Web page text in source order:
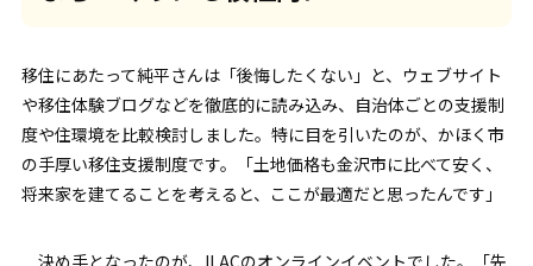
移住にあたって純平さんは「後悔したくない」と、ウェブサイト
や移住体験ブログなどを徹底的に読み込み、自治体ごとの支援制
度や住環境を比較検討しました。特に目を引いたのが、かほく市
の手厚い移住支援制度です。「土地価格も金沢市に比べて安く、
将来家を建てることを考えると、ここが最適だと思ったんです」